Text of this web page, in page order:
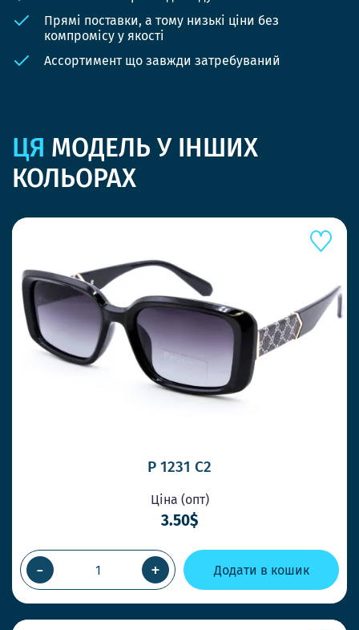
Прямі поставки, а тому низькі ціни без
компромісу у якості
Ассортимент що завжди затребуваний
ЦЯ МОДЕЛЬ У ІНШИХ
КОЛЬОРАХ
P 1231 C2
Ціна (опт)
3.50$
- + Додати в кошик